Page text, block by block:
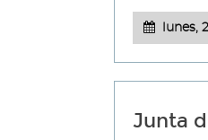
lunes,
Junta